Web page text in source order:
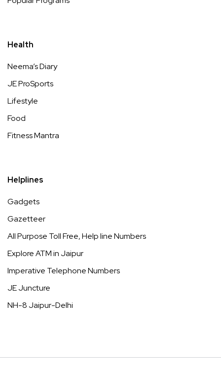
Health
Neema’s Diary
JE ProSports
Lifestyle
Food
Fitness Mantra
Helplines
Gadgets
Gazetteer
All Purpose Toll Free, Help line Numbers
Explore ATM in Jaipur
Imperative Telephone Numbers
JE Juncture
NH-8 Jaipur-Delhi